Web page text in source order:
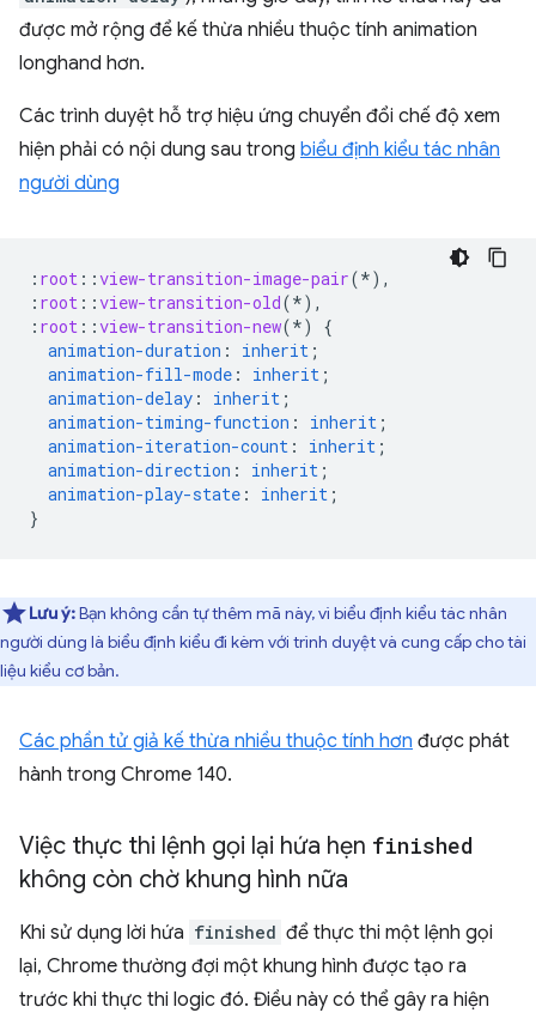
được mở rộng để kế thừa nhiều thuộc tính animation
longhand hơn.
Các trình duyệt hỗ trợ hiệu ứng chuyển đổi chế độ xem
hiện phải có nội dung sau trong biểu định kiểu tác nhân
người dùng
: root ::view-transition-image-pair(*),
: root ::view-transition-old(*),
: root ::view-transition-new(*)
{
animation-duration : inherit ;
animation-fill-mode : inherit ;
animation-delay : inherit ;
animation-timing-function : inherit ;
animation-iteration-count : inherit ;
animation-direction : inherit ;
animation-play-state : inherit ;
}
Lưu ý:Bạn không cần tự thêm mã này, vì biểu định kiểu tác nhân
người dùng là biểu định kiểu đi kèm với trình duyệt và cung cấp cho tài
liệu kiểu cơ bản.
Các phần tử giả kế thừa nhiều thuộc tính hơn được phát
hành trong Chrome 140.
Việc thực thi lệnh gọi lại hứa hẹn finished
không còn chờ khung hình nữa
Khi sử dụng lời hứa finished để thực thi một lệnh gọi
lại, Chrome thường đợi một khung hình được tạo ra
trước khi thực thi logic đó. Điều này có thể gây ra hiện